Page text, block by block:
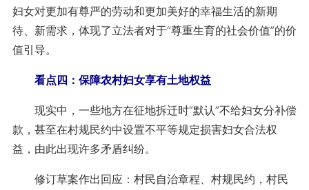
妇女对更加有尊严的劳动和更加美好的幸福生活的新期
待、新需求，体现了立法者对于“尊重生育的社会价值”的价
值引导。
看点四：保障农村妇女享有土地权益
现实中，一些地方在征地拆迁时“默认”不给妇女分补偿
款，甚至在村规民约中设置不平等规定损害妇女合法权
益，由此出现许多矛盾纠纷。
修订草案作出回应：村民自治章程、村规民约，村民